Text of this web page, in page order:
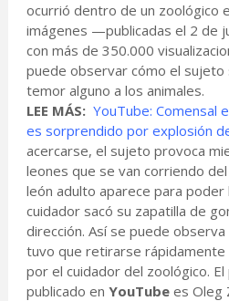
ocurrió dentro de un zoológico
imágenes —publicadas el 2 de
con más de 350.000
puede observar cómo el
temor alguno a los animales.
LEE MÁS: YouTube: Comensal
es sorprendido por explosión
acercarse, el sujeto provoca
leones que se van corriendo
león adulto aparece para
cuidador sacó su zapatilla de
dirección. Así se puede observa
tuvo que retirarse rápidamente
por el cuidador del zoológico.
publicado en YouTubees Oleg